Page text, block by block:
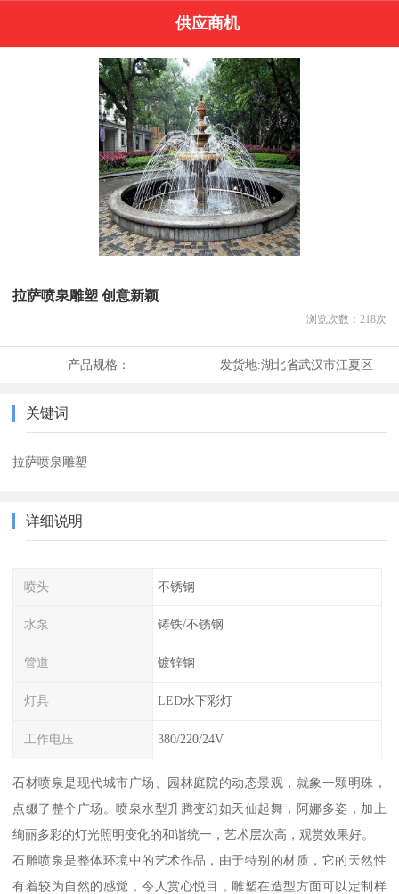
供应商机
拉萨喷泉雕塑 创意新颖
浏览次数： 218次
产品规格： 发货地:湖北省武汉市江夏区
关键词
拉萨喷泉雕塑
详细说明
喷头 不锈钢
水泵 铸铁/不锈钢
管道 镀锌钢
灯具 LED水下彩灯
工作电压 380/220/24V
石材喷泉是现代城市广场、园林庭院的动态景观，就象一颗明珠，
点缀了整个广场。喷泉水型升腾变幻如天仙起舞，阿娜多姿，加上
绚丽多彩的灯光照明变化的和谐统一，艺术层次高，观赏效果好。
石雕喷泉是整体环境中的艺术作品，由于特别的材质，它的天然性
有着较为自然的感觉，令人赏心悦目，雕塑在造型方面可以定制样